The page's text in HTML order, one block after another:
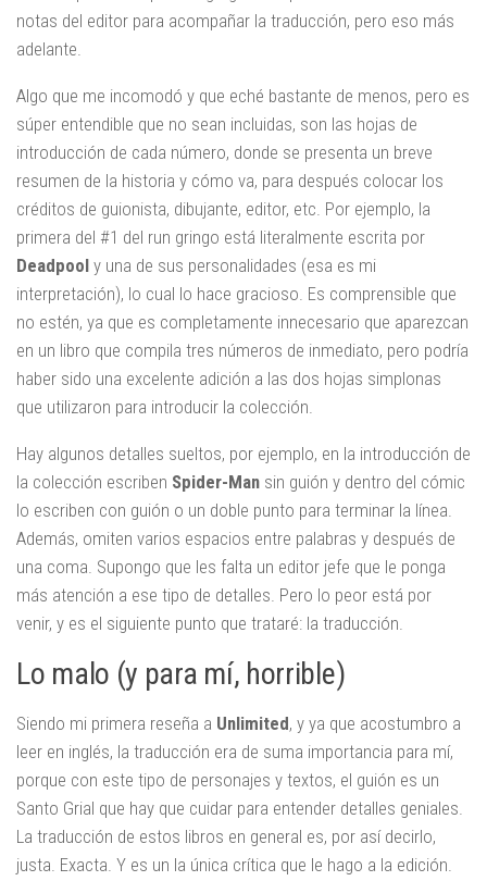
notas del editor para acompañar la traducción, pero eso más
adelante.
Algo que me incomodó y que eché bastante de menos, pero es
súper entendible que no sean incluidas, son las hojas de
introducción de cada número, donde se presenta un breve
resumen de la historia y cómo va, para después colocar los
créditos de guionista, dibujante, editor, etc. Por ejemplo, la
primera del #1 del run gringo está literalmente escrita por
Deadpool y una de sus personalidades (esa es mi
interpretación), lo cual lo hace gracioso. Es comprensible que
no estén, ya que es completamente innecesario que aparezcan
en un libro que compila tres números de inmediato, pero podría
haber sido una excelente adición a las dos hojas simplonas
que utilizaron para introducir la colección.
Hay algunos detalles sueltos, por ejemplo, en la introducción de
la colección escriben Spider-Man sin guión y dentro del cómic
lo escriben con guión o un doble punto para terminar la línea.
Además, omiten varios espacios entre palabras y después de
una coma. Supongo que les falta un editor jefe que le ponga
más atención a ese tipo de detalles. Pero lo peor está por
venir, y es el siguiente punto que trataré: la traducción.
Lo malo (y para mí, horrible)
Siendo mi primera reseña a Unlimited, y ya que acostumbro a
leer en inglés, la traducción era de suma importancia para mí,
porque con este tipo de personajes y textos, el guión es un
Santo Grial que hay que cuidar para entender detalles geniales.
La traducción de estos libros en general es, por así decirlo,
justa. Exacta. Y es un la única crítica que le hago a la edición.